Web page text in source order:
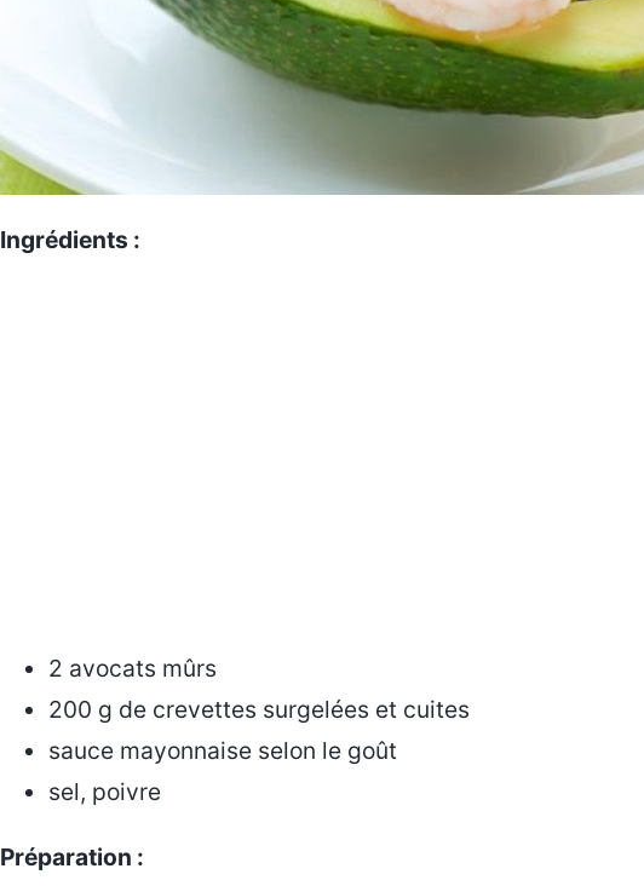
Ingrédients :
2 avocats mûrs
200 g de crevettes surgelées et cuites
sauce mayonnaise selon le goût
sel, poivre
Préparation :